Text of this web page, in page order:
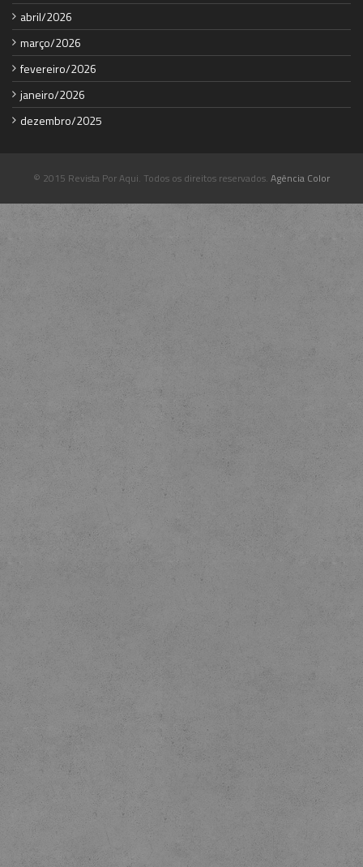
abril/2026
março/2026
fevereiro/2026
janeiro/2026
dezembro/2025
© 2015 Revista Por Aqui. Todos os direitos reservados. Agência Color